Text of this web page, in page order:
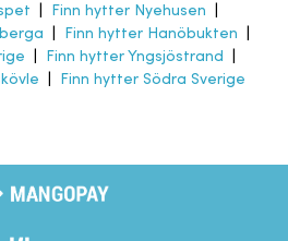
Finn hytter Nyehusen
Finn hytter Hanöbukten
Finn hytter Yngsjöstrand
Finn hytter Södra Sverige